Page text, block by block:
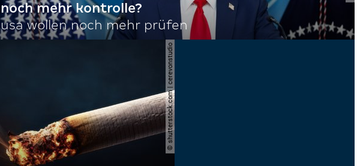
noch mehr kontrolle?
usa wollen noch mehr prüfen
© shutterstock.com | cerevonstudio